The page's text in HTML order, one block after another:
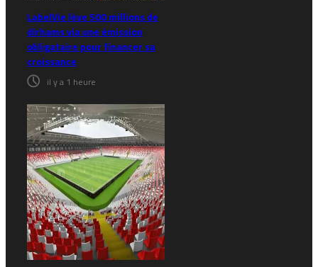
LabelVie lève 500 millions de
dirhams via une émission
obligataire pour financer sa
croissance
il y a 1 heure